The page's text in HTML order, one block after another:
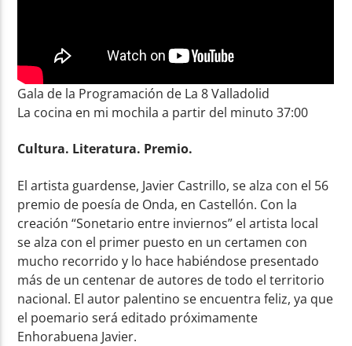
Gala de la Programación de La 8 Valladolid
La cocina en mi mochila a partir del minuto 37:00
Cultura. Literatura. Premio.
El artista guardense, Javier Castrillo, se alza con el 56
premio de poesía de Onda, en Castellón. Con la
creación “Sonetario entre inviernos” el artista local
se alza con el primer puesto en un certamen con
mucho recorrido y lo hace habiéndose presentado
más de un centenar de autores de todo el territorio
nacional. El autor palentino se encuentra feliz, ya que
el poemario será editado próximamente
Enhorabuena Javier.